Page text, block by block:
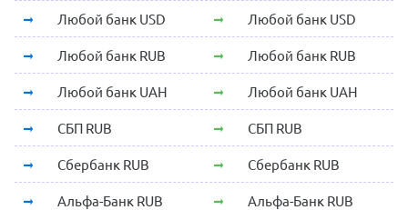
Любой банк USD Любой банк USD
Любой банк RUB Любой банк RUB
Любой банк UAH Любой банк UAH
СБП RUB СБП RUB
Сбербанк RUB Сбербанк RUB
Альфа-Банк RUB Альфа-Банк RUB